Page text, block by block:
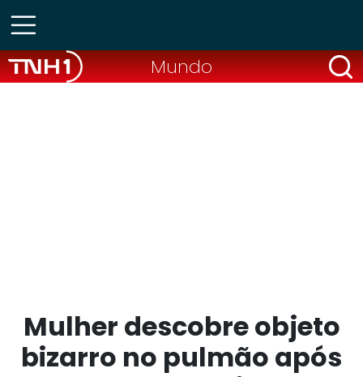
Mundo
Mulher descobre objeto
bizarro no pulmão após